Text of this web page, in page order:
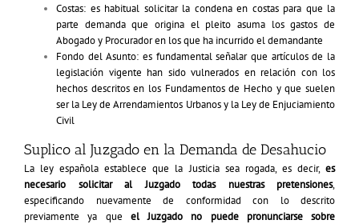
Costas: es habitual solicitar la condena en costas para que la
parte demanda que origina el pleito asuma los gastos de
Abogado y Procurador en los que ha incurrido el demandante
Fondo del Asunto: es fundamental señalar que artículos de la
legislación vigente han sido vulnerados en relación con los
hechos descritos en los Fundamentos de Hecho y que suelen
ser la Ley de Arrendamientos Urbanosy la Ley de Enjuciamiento
Civil
Suplico al Juzgado en la Demanda de Desahucio
La ley española establece que la Justicia sea rogada, es decir, es
necesario solicitar al Juzgado todas nuestras pretensiones,
especificando nuevamente de conformidad con lo descrito
previamente ya que el Juzgado no puede pronunciarse sobre